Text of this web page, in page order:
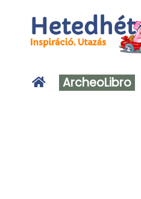
ArcheoLibro